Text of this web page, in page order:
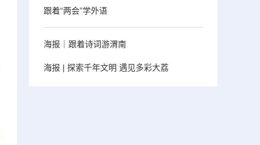
跟着“两会”学外语
海报｜跟着诗词游渭南
海报 | 探索千年文明 遇见多彩大荔